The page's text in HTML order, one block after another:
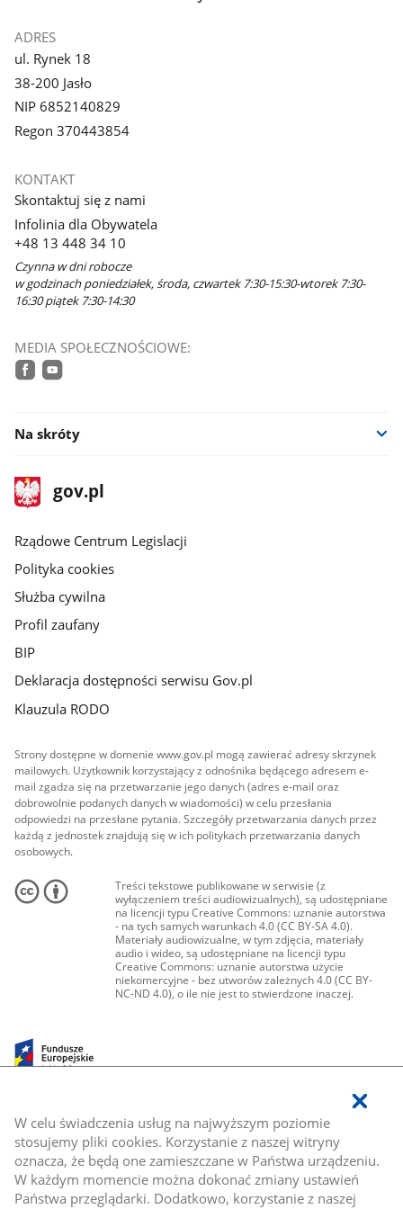
W celu świadczenia usług na najwyższym poziomie
stosujemy pliki cookies. Korzystanie z naszej witryny
oznacza, że będą one zamieszczane w Państwa urządzeniu.
W każdym momencie można dokonać zmiany ustawień
Państwa przeglądarki. Dodatkowo, korzystanie z naszej
ADRES
ul. Rynek 18
38-200 Jasło
NIP 6852140829
Regon 370443854
KONTAKT
Skontaktuj się z nami
Infolinia dla Obywatela
+48 13 448 34 10
Czynna w dni robocze
w godzinach poniedziałek, środa, czwartek 7:30-15:30-wtorek 7:30-
16:30 piątek 7:30-14:30
MEDIA SPOŁECZNOŚCIOWE:
Na skróty
stopka
gov.plStrona
gov.pl
Rządowe Centrum Legislacji
Polityka cookies
Służba cywilna
Profil zaufany
BIP
Deklaracja dostępności serwisu Gov.pl
Klauzula RODO
Strony dostępne w domenie www.gov.pl mogą zawierać adresy skrzynek
mailowych. Użytkownik korzystający z odnośnika będącego adresem e-
mail zgadza się na przetwarzanie jego danych (adres e-mail oraz
dobrowolnie podanych danych w wiadomości) w celu przesłania
odpowiedzi na przesłane pytania. Szczegóły przetwarzania danych przez
każdą z jednostek znajdują się w ich politykach przetwarzania danych
osobowych.
Treści tekstowe publikowane w serwisie (z
wyłączeniem treści audiowizualnych), są udostępniane
na licencji typu Creative Commons: uznanie autorstwa
- na tych samych warunkach 4.0 (CC BY-SA 4.0).
Materiały audiowizualne, w tym zdjęcia, materiały
audio i wideo, są udostępniane na licencji typu
Creative Commons: uznanie autorstwa użycie
niekomercyjne - bez utworów zależnych 4.0 (CC BY-
NC-ND 4.0), o ile nie jest to stwierdzone inaczej.